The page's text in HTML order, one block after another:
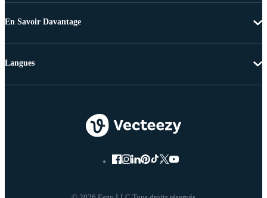
En Savoir Davantage
Langues